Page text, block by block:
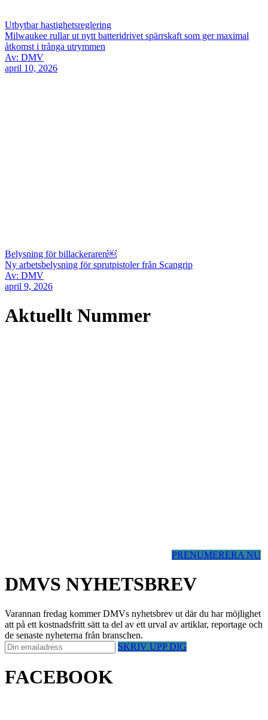
Utbytbar hastighetsreglering
Milwaukee rullar ut nytt batteridrivet spärrskaft som ger maximal
åtkomst i trånga utrymmen
Av: DMV
april 10, 2026
Belysning för billackeraren￼
Ny arbetsbelysning för sprutpistoler från Scangrip
Av: DMV
april 9, 2026
Aktuellt Nummer
PRENUMERERA NU
DMVS NYHETSBREV
Varannan fredag kommer DMVs nyhetsbrev ut där du har möjlighet
att på ett kostnadsfritt sätt ta del av ett urval av artiklar, reportage och
de senaste nyheterna från branschen.
SKRIV UPP DIG
FACEBOOK